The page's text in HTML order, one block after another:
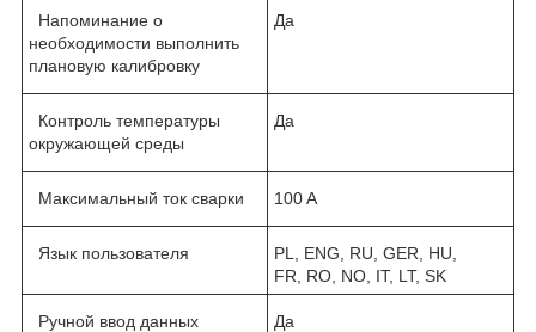
Напоминание о
необходимости выполнить
плановую калибровку
Да
Контроль температуры
окружающей среды
Да
Максимальный ток сварки 100 A
Язык пользователя
PL, ENG, RU, GER, HU,
FR, RO, NO, IT, LT, SK
Ручной ввод данных Да